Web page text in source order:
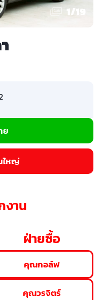
1/19
ย
ใหญ่
าน
ฝ่ายซื้อ
คุณกอล์ฟ
คุณวรจิตร์